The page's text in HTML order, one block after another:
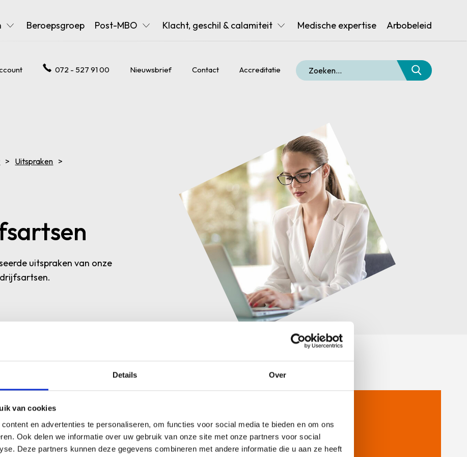
Details Over
van cookies
en advertenties te personaliseren, om functies voor social media te bieden en om ons
Ook delen we informatie over uw gebruik van onze site met onze partners voor social
Deze partners kunnen deze gegevens combineren met andere informatie die u aan ze heeft
072 - 527 91 00 Nieuwsbrief Contact Accreditatie
Beroepsgroep Post-MBO Klacht, geschil & calamiteit Medische expertise Arbobeleid
Uitspraken
uitspraken van onze
Op de twee kernklachten (dat de arts bevooroordeeld zou
ten aanzien van haar inzet tijdens COVID-19) wordt zij in
gehandeld is bij de administratieve gang van
Klachtnummer: 2020-G025
Lees meer >>